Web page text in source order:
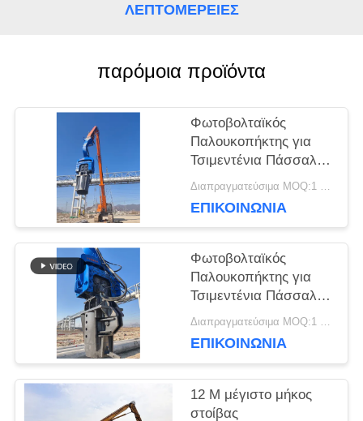
ΠΕΡΙΠΤΏΣΕΙΣ
ΖΗΤΉΣΤΕ
ΈΝΑ
ΑΠΌΣΠΑΣΜΑ
SITEMAP
PRIVACY
POLICY
ΛΕΠΤΟΜΈΡΕΙΕΣ
παρόμοια προϊόντα
Φωτοβολταϊκός
Παλουκοπήκτης για
Τσιμεντένια Πάσσαλα
50-65Ton HITACHI
Διαπραγματεύσιμα MOQ:1 σετ
ΕΠΙΚΟΙΝΩΝΙΑ
Φωτοβολταϊκός
Παλουκοπήκτης για
Τσιμεντένια Πάσσαλα
48-52 Τόνων
Διαπραγματεύσιμα MOQ:1 σετ
ΕΠΙΚΟΙΝΩΝΙΑ
12 M μέγιστο μήκος
στοίβας